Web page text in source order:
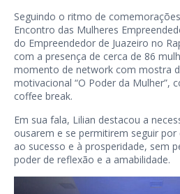
Seguindo o ritmo de
Encontro das Mulheres
do Empreendedor de Juazeiro no
com a presença de cerca de 86
momento de network com mostra
motivacional “O Poder da Mulher”,
coffee break.
Em sua fala, Lilian destacou a
ousarem e se permitirem seguir
ao sucesso e à prosperidade, sem
poder de reflexão e a amabilidade.